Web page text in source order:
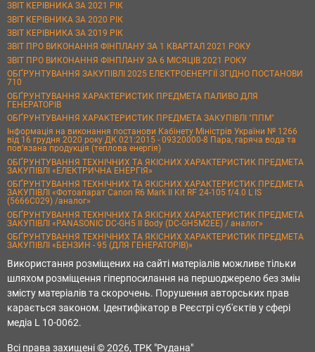
ЗВІТ КЕРІВНИКА ЗА 2021 РІК
ЗВІТ КЕРІВНИКА ЗА 2020 РІК
ЗВІТ КЕРІВНИКА ЗА 2019 РІК
ЗВІТ ПРО ВИКОНАННЯ ФІНПЛАНУ ЗА 1 КВАРТАЛ 2021 РОКУ
ЗВІТ ПРО ВИКОНАННЯ ФІНПЛАНУ ЗА 6 МІСЯЦІВ 2021 РОКУ
ОБҐРУНТУВАННЯ ЗАКУПІВЛІ 2025 ЕЛЕКТРОЕНЕРГІЇ ЗГІДНО ПОСТАНОВИ
710
ОБҐРУНТУВАННЯ ХАРАКТЕРИСТИК ПРЕДМЕТА ПАЛИВО ДЛЯ
ГЕНЕРАТОРІВ
ОБҐРУНТУВАННЯ ХАРАКТЕРИСТИК ПРЕДМЕТА ЗАКУПІВЛІ "ППМ"
Інформація на виконання постанови Кабінету Міністрів України № 1266
від 16 грудня 2020 року ДК 021:2015 - 09320000-8 Пара, гаряча вода та
пов’язана продукція (теплова енергія)
ОБҐРУНТУВАННЯ ТЕХНІЧНИХ ТА ЯКІСНИХ ХАРАКТЕРИСТИК ПРЕДМЕТА
ЗАКУПІВЛІ «ЕЛЕКТРИЧНА ЕНЕРГІЯ»
ОБҐРУНТУВАННЯ ТЕХНІЧНИХ ТА ЯКІСНИХ ХАРАКТЕРИСТИК ПРЕДМЕТА
ЗАКУПІВЛІ «Фотоапарат Canon R6 Mark II Kit RF 24-105 f/4.0 L IS
(5666C029) /аналог»
ОБҐРУНТУВАННЯ ТЕХНІЧНИХ ТА ЯКІСНИХ ХАРАКТЕРИСТИК ПРЕДМЕТА
ЗАКУПІВЛІ «PANASONIC DC-GH5 II Body (DC-GH5M2EE) / аналог»
ОБҐРУНТУВАННЯ ТЕХНІЧНИХ ТА ЯКІСНИХ ХАРАКТЕРИСТИК ПРЕДМЕТА
ЗАКУПІВЛІ «БЕНЗИН - 95 (ДЛЯ ГЕНЕРАТОРІВ)»
Використання розміщених на сайті матеріалів можливе тільки
шляхом розміщення гіперпосилання на першоджерело без змін
змісту матеріалів та скорочень. Порушення авторських прав
карається законом. Ідентифікатор в Реєстрі суб'єктів у сфері
медіа L 10-0062.
Всі права захищені © 2026, ТРК "Рудана"